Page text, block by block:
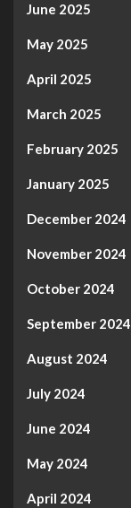
June 2025
May 2025
April 2025
March 2025
February 2025
January 2025
December 2024
November 2024
October 2024
September 2024
August 2024
July 2024
June 2024
May 2024
April 2024